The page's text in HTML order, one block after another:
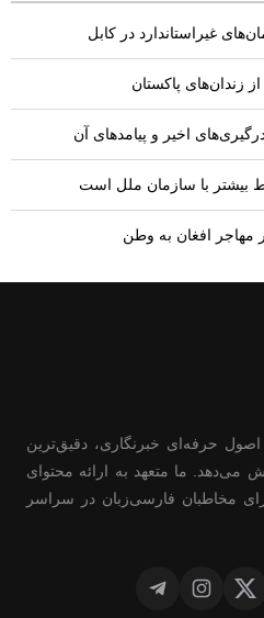
اخیر و پیامدهای آن
بیشتر با سازمان ملل است
مهاجر افغان به وطن
اصول حرفه‌ای خبرنگاری، دقیق‌ترین
می‌دهد. ما متعهد به ارائه محتوای
مخاطبان فارسی‌زبان در سراسر